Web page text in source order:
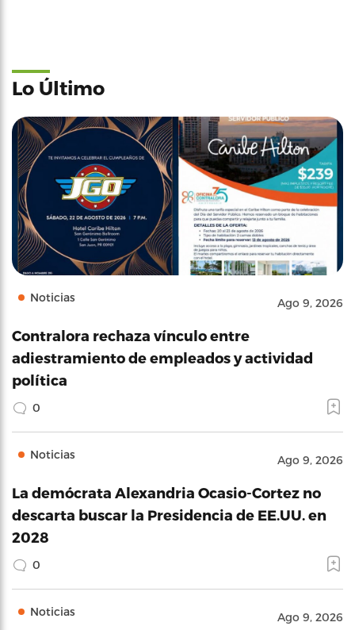
Lo Último
Noticias Ago 9, 2026
Contralora rechaza vínculo entre
adiestramiento de empleados y actividad
política
0
Noticias Ago 9, 2026
La demócrata Alexandria Ocasio-Cortez no
descarta buscar la Presidencia de EE.UU. en
2028
0
Noticias Ago 9, 2026